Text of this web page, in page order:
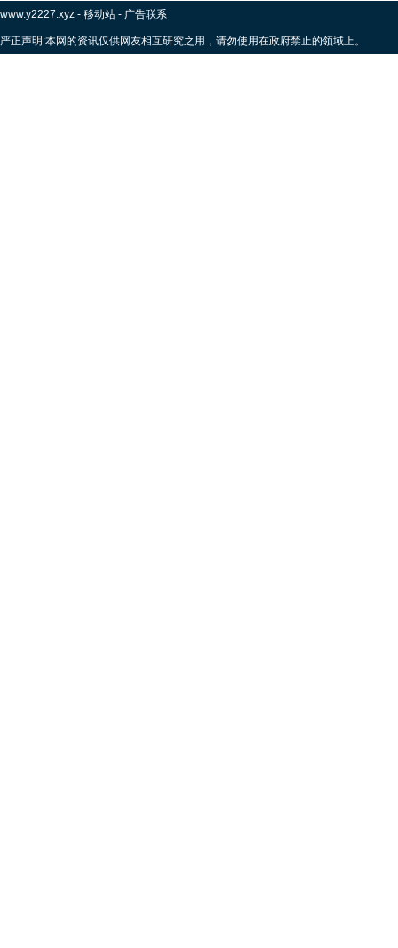
www.y2227.xyz - 移动站 - 广告联系
严正声明:本网的资讯仅供网友相互研究之用，请勿使用在政府禁止的领域上。